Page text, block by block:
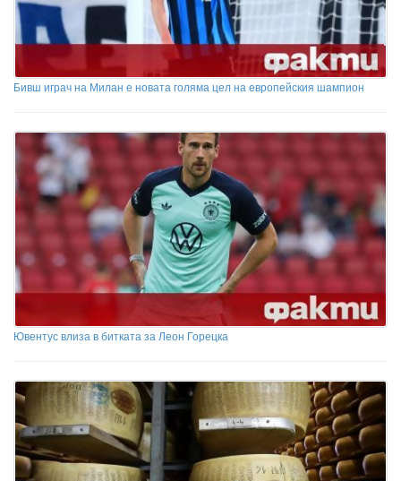
Бивш играч на Милан е новата голяма цел на eвропейския шампион
Ювентус влиза в битката за Леон Горецка